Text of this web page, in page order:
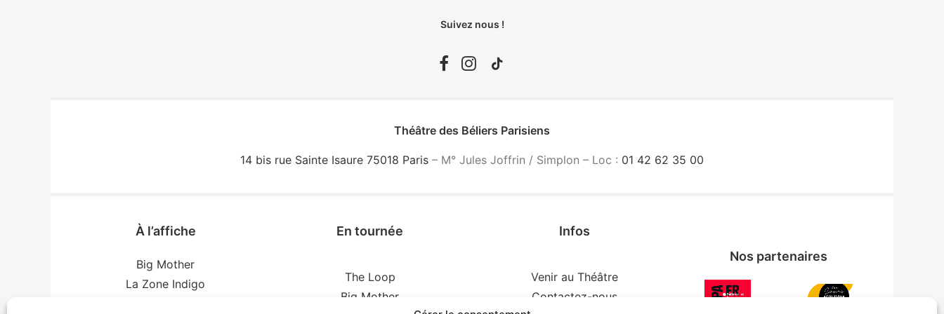
Suivez nous !
Théâtre des Béliers Parisiens
14 bis rue Sainte Isaure 75018 Paris – M° Jules Joffrin / Simplon – Loc : 01 42 62 35 00
À l’affiche
Big Mother
La Zone Indigo
En tournée
The Loop
Big Mother
Infos
Venir au Théâtre
Contactez-nous
Nos partenaires